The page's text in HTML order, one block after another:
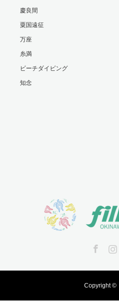
慶良間
粟国遠征
万座
糸満
ビーチダイビング
知念
Copyright ©